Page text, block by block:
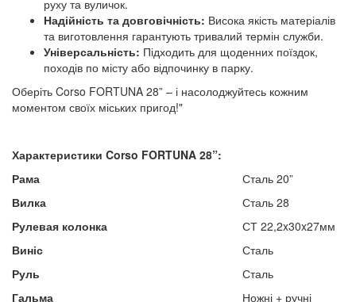
руху та вуличок.
Надійність та довговічність: Висока якість матеріалів
та виготовлення гарантують тривалий термін служби.
Універсальність: Підходить для щоденних поїздок,
походів по місту або відпочинку в парку.
Оберіть Corso FORTUNA 28” – і насолоджуйтесь кожним
моментом своїх міських пригод!"
Характеристики Corso FORTUNA 28”:
Рама
Сталь 20”
Вилка
Сталь 28
Рулевая колонка
СТ 22,2x30x27мм
Виніс
Сталь
Руль
Сталь
Гальма
Ножні + ручні